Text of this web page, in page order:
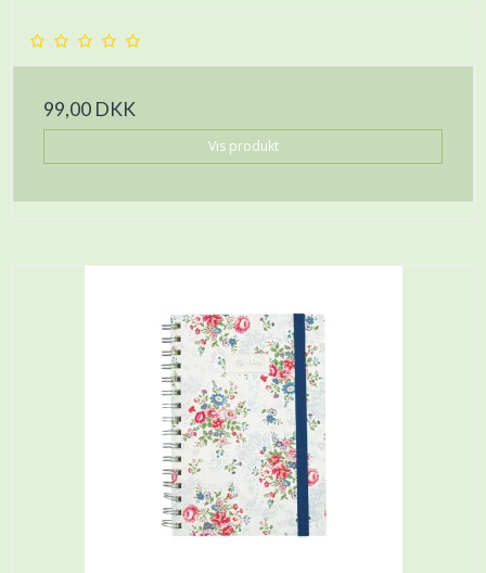
99,00 DKK
Vis produkt